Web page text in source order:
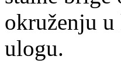
okruženju
ulogu.